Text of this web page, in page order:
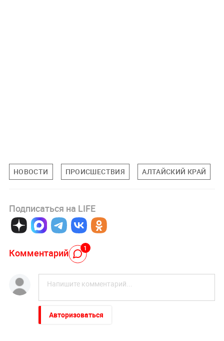
НОВОСТИ ПРОИСШЕСТВИЯ АЛТАЙСКИЙ КРАЙ
Подписаться на LIFE
Комментарий 1
Авторизоваться